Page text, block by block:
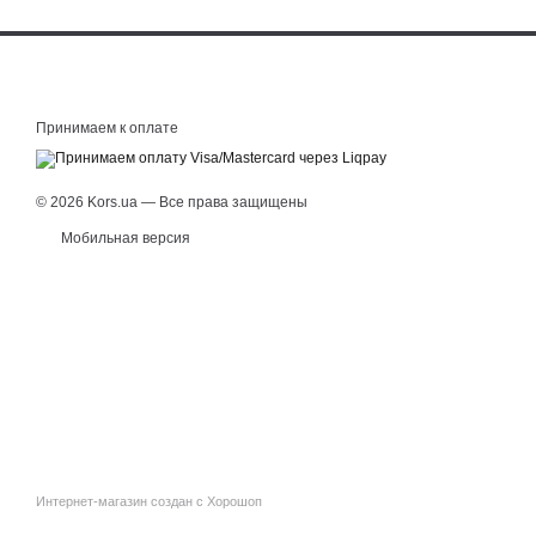
Принимаем к оплате
© 2026 Kors.ua — Все права защищены
Мобильная версия
Интернет-магазин создан с Хорошоп